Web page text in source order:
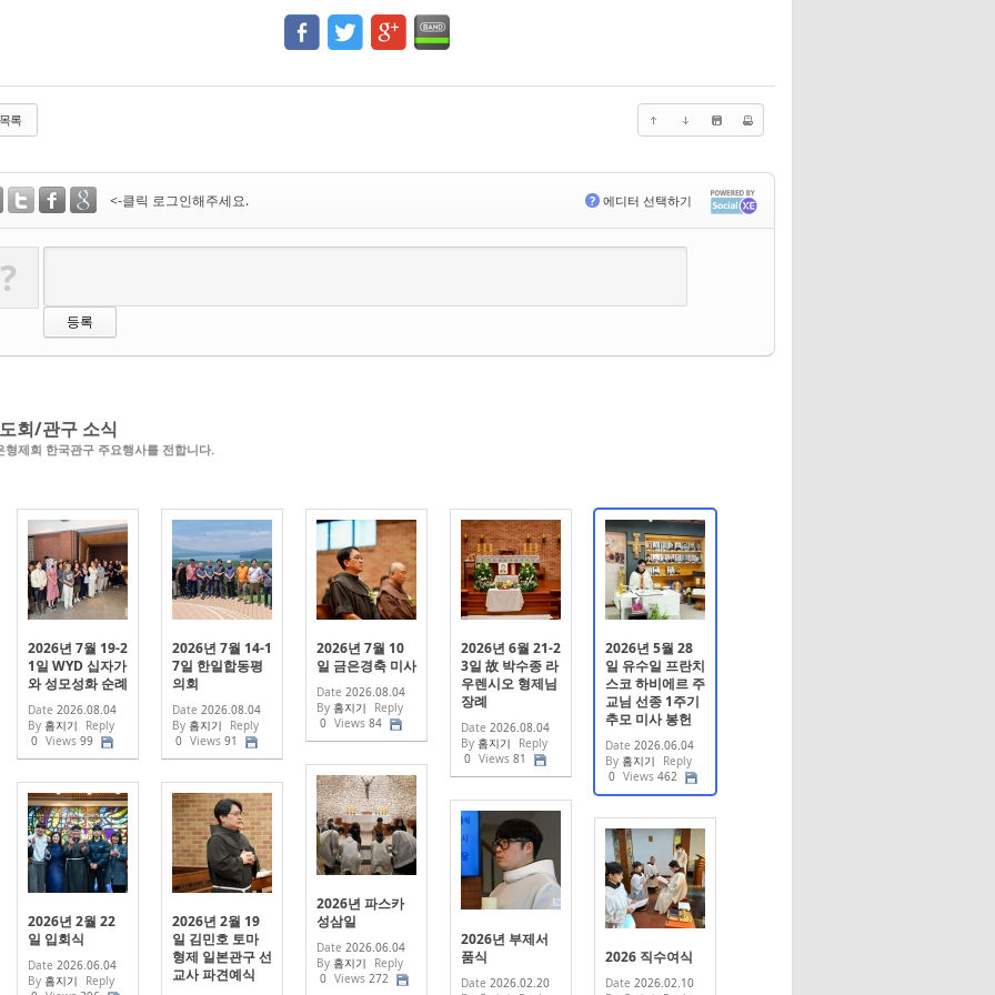
록
? 에디터 선택하기
<-클릭 로그인해주세요.
?
회/관구 소식
형제회 한국관구 주요행사를 전합니다.
2026년 7월 19-2
1일 WYD 십자가
와 성모성화 순례
Date 2026.08.04
By 홈지기
Reply
0 Views 99
2026년 7월 14-1
7일 한일합동평
의회
Date 2026.08.04
By 홈지기
Reply
0 Views 91
2026년 7월 10
일 금은경축 미사
Date 2026.08.04
By 홈지기
Reply
0 Views 84
2026년 6월 21-2
3일 故 박수종 라
우렌시오 형제님
장례
Date 2026.08.04
By 홈지기
Reply
0 Views 81
2026년 5월 28
일 유수일 프란치
스코 하비에르 주
교님 선종 1주기
추모 미사 봉헌
Date 2026.06.04
By 홈지기
Reply
0 Views 462
2026년 파스카
성삼일
Date 2026.06.04
By 홈지기
Reply
0 Views 272
2026년 2월 22
일 입회식
Date 2026.06.04
By 홈지기
Reply
2026년 2월 19
일 김민호 토마
형제 일본관구 선
교사 파견예식
2026년 부제서
품식
Date 2026.02.20
2026 직수여식
Date 2026.02.10